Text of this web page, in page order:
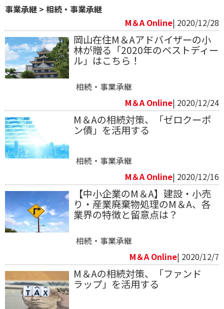
事業承継 > 相続・事業承継
M＆A Online| 2020/12/28
岡山在住M＆Aアドバイザーの小
林が贈る「2020年のベストディー
ル」はこちら！
相続・事業承継
M＆A Online| 2020/12/24
M＆Aの相続対策、「ゼロクーポ
ン債」を活用する
相続・事業承継
M＆A Online| 2020/12/16
【中小企業のM＆A】建設・小売
り・産業廃棄物処理のM＆A、各
業界の特徴と留意点は？
相続・事業承継
M＆A Online| 2020/12/7
M＆Aの相続対策、「ファンド
ラップ」を活用する